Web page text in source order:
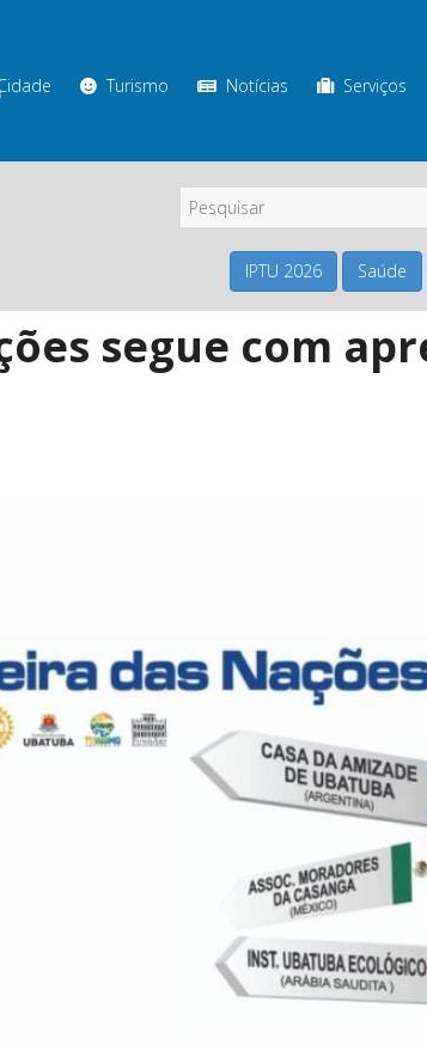
Turismo Notícias Serviços
IPTU 2026 Saúde
segue com